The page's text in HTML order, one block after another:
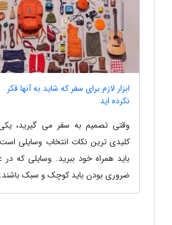
ابزار لازم برای سفر که شاید به آنها فکر
نکرده اید
وقتی تصمیم به سفر می گیرید،
کلیدی ترین نکات انتخاب وسایلی
باید همراه خود ببرید. وسایلی که در
ضروری بودن باید کوچک و سبک باشند.